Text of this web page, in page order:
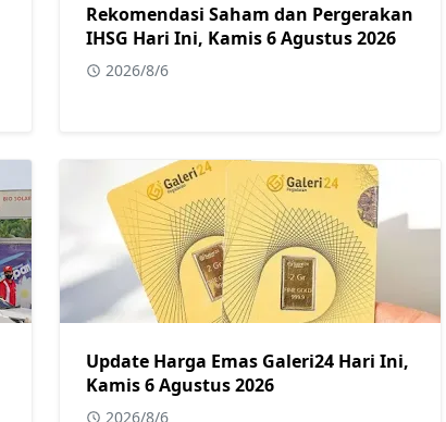
Rekomendasi Saham dan Pergerakan
IHSG Hari Ini, Kamis 6 Agustus 2026
2026/8/6
Update Harga Emas Galeri24 Hari Ini,
Kamis 6 Agustus 2026
2026/8/6